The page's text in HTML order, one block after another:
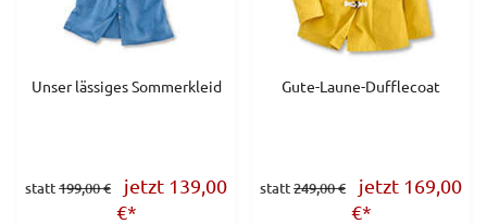
Unser lässiges Sommerkleid
statt199,00 €
jetzt 139,00
€*
Gute-Laune-Dufflecoat
statt249,00 €
jetzt 169,00
€*